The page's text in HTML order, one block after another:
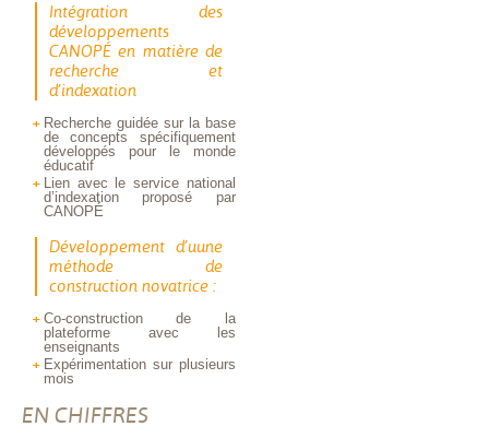
Intégration des
développements
CANOPÉ en matière de
recherche et
d’indexation
Recherche guidée sur la base
de concepts spécifiquement
développés pour le monde
éducatif
Lien avec le service national
d’indexation proposé par
CANOPÉ
Développement d’uune
méthode de
construction novatrice :
Co-construction de la
plateforme avec les
enseignants
Expérimentation sur plusieurs
mois
EN CHIFFRES